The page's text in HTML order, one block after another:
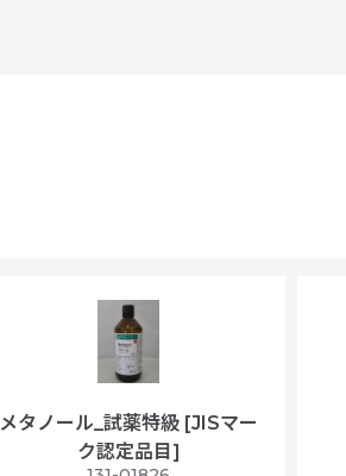
メタノール_試薬特級 [JISマー
ク認定品目]